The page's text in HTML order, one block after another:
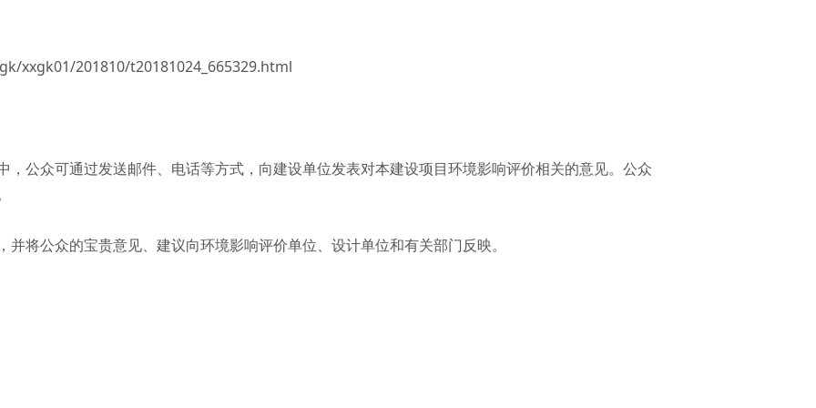
xxgk01/201810/t20181024_665329.html
，公众可通过发送邮件、电话等方式，向建设单位发表对本建设项目环境影响评价相关的意见。公众
将公众的宝贵意见、建议向环境影响评价单位、设计单位和有关部门反映。